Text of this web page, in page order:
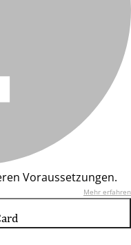
Voraussetzungen.
Mehr erfahren